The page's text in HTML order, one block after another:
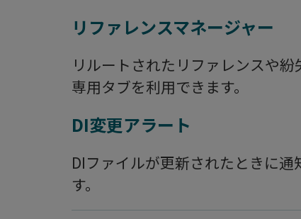
リファレンスマネージャー
リルートされたリファレンスや
専用タブを利用できます。
DI変更アラート
DIファイルが更新されたときに
す。